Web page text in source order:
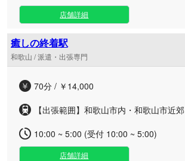
店舗詳細
癒しの終着駅
和歌山 / 派遣・出張専門
70分 / ￥14,000
【出張範囲】和歌山市内・和歌山市近郊
10:00 ~ 5:00 (受付 10:00 ~ 5:00)
店舗詳細